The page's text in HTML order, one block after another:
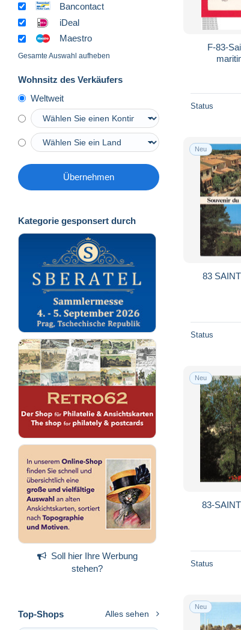
Bancontact
iDeal
Maestro
Gesamte Auswahl aufheben
Wohnsitz des Verkäufers
Weltweit
Übernehmen
Kategorie gesponsert durch
Soll hier Ihre Werbung
stehen?
Top-Shops Alles sehen
F-83-
Status
Neu
83
Status
Neu
83-
Status
Neu